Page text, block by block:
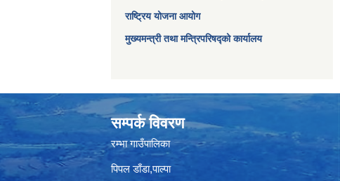
राष्ट्रिय योजना आयोग
मुख्यमन्त्री तथा मन्त्रिपरिषद्को कार्यालय
सम्पर्क विवरण
रम्भा गाउँपालिका
पिपल डाँडा,पाल्पा